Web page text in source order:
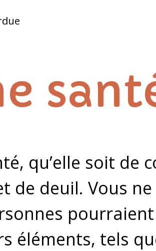
qu’elle soit de
de deuil. Vous
éléments, tels